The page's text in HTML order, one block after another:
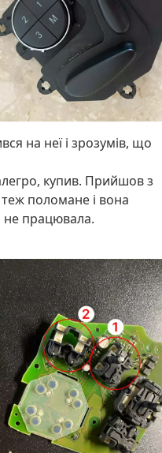
на неї і зрозумів, що
купив. Прийшов з
поломане і вона
не працювала.